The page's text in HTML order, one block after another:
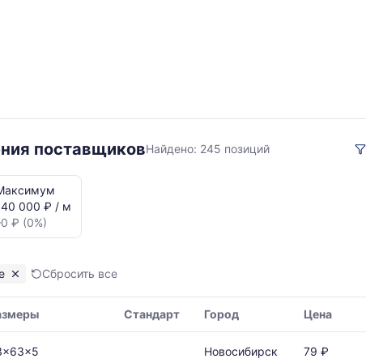
поставщиковЧерные
Найдено: 245 позиций
000 ₽ / м
₽ (0%)
Сбросить все
Стандарт Город Цена
Новосибирск 79 ₽